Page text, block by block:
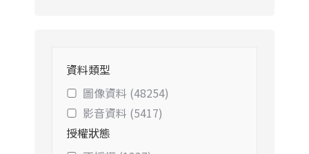
資料類型
圖像資料 (48254)
影音資料 (5417)
授權狀態